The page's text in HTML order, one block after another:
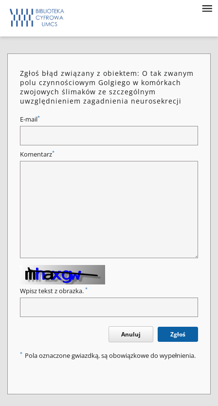
Zgłoś błąd związany z obiektem: O tak zwanym
polu czynnościowym Golgiego w komórkach
zwojowych ślimaków ze szczególnym
uwzględnieniem zagadnienia neurosekrecji
E-mail*
Komentarz*
Wpisz tekst z obrazka. *
Anuluj Zgłoś
* Pola oznaczone gwiazdką, są obowiązkowe do wypełnienia.